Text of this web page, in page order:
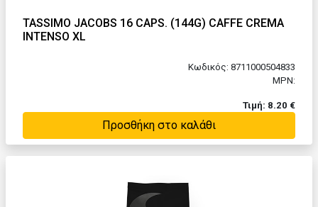
TASSIMO JACOBS 16 CAPS. (144G) CAFFE CREMA
INTENSO XL
Κωδικός: 8711000504833
MPN:
Τιμή: 8.20 €
Προσθήκη στο καλάθι